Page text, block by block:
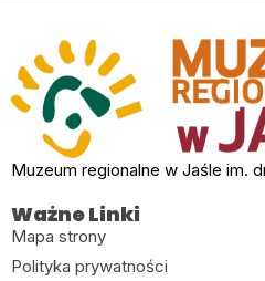
Muzeum regionalne w Jaśle im.
Ważne Linki
Mapa strony
Polityka prywatności